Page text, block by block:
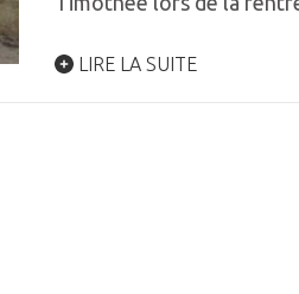
LIRE LA SUITE